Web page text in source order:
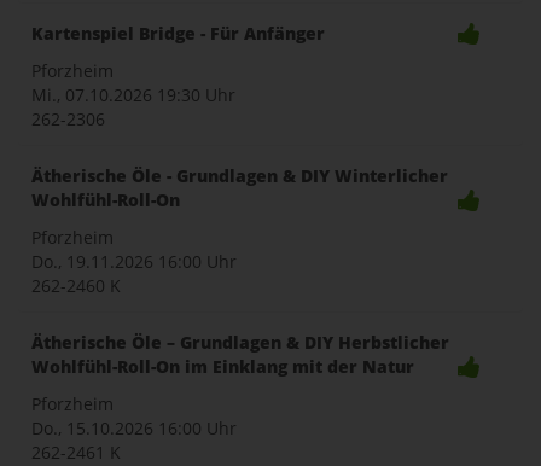
Kartenspiel Bridge - Für Anfänger
Pforzheim
Mi., 07.10.2026 19:30 Uhr
262-2306
Ätherische Öle - Grundlagen & DIY Winterlicher
Wohlfühl-Roll-On
Pforzheim
Do., 19.11.2026 16:00 Uhr
262-2460 K
Ätherische Öle – Grundlagen & DIY Herbstlicher
Wohlfühl-Roll-On im Einklang mit der Natur
Pforzheim
Do., 15.10.2026 16:00 Uhr
262-2461 K